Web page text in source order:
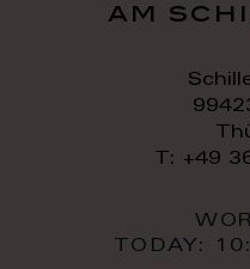
am
T: +49
TODAY: